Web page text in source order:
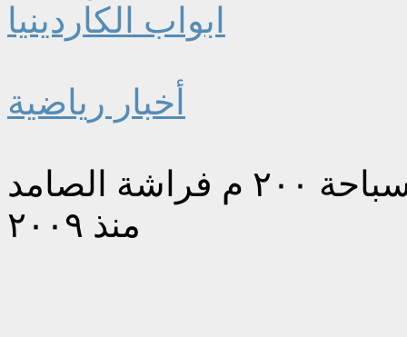
ابواب الكاردينيا
أخبار رياضية
الكندية ماكنتوش تحطم الرقم القياسي للسباحة ٢٠٠ م فراشة الصامد
منذ ٢٠٠٩